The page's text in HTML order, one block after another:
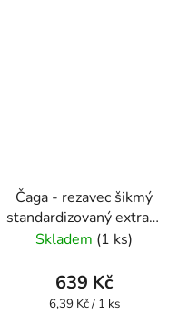
Čaga - rezavec šikmý
standardizovaný extrakt
kapsle 100 ks
Skladem (1 ks)
639 Kč
Měrná
6,39 Kč / 1 ks